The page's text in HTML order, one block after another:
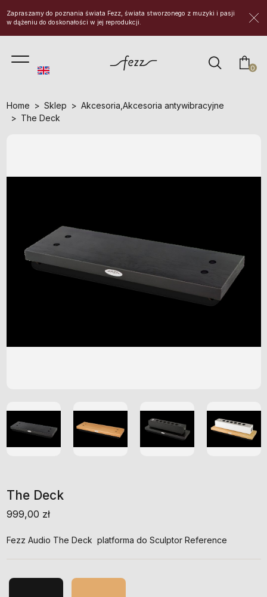
Zapraszamy do poznania świata Fezz, świata stworzonego z muzyki i pasji
w dążeniu do doskonałości w jej reprodukcji.
0
Home Sklep Akcesoria Akcesoria antywibracyjne
The Deck
The Deck
999,00 zł
Fezz Audio The Deck platforma do Sculptor Reference